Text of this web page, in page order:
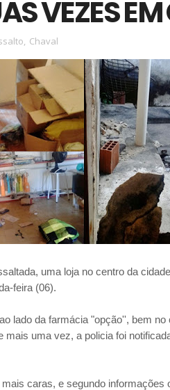
VEZES
, Chaval
uma loja no centro da
feira (06).
lado da farmácia "opção'', bem
mais uma vez, a policia foi
caras, e segundo informações